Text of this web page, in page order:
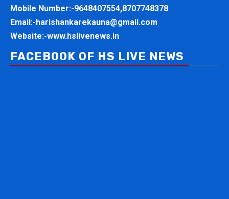
Mobile Number:-9648407554,8707748378
Email:-harishankarekauna@gmail.com
Website:-www.hslivenews.in
FACEBOOK OF HS LIVE NEWS